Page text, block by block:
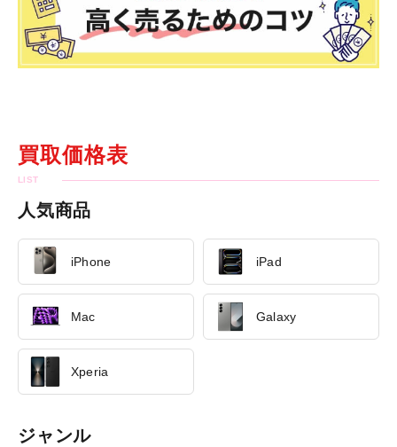
買取価格表
人気商品
iPhone iPad
Mac Galaxy
Xperia
ジャンル